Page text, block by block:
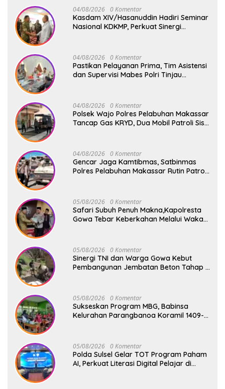
04/08/2026 0 Komentar
Kasdam XIV/Hasanuddin Hadiri Seminar
Nasional KDKMP, Perkuat Sinergi
04/08/2026 0 Komentar
Pastikan Pelayanan Prima, Tim Asistensi
dan Supervisi Mabes Polri Tinjau
04/08/2026 0 Komentar
Polsek Wajo Polres Pelabuhan Makassar
Tancap Gas KRYD, Dua Mobil Patroli Sisir
04/08/2026 0 Komentar
Gencar Jaga Kamtibmas, Satbinmas
Polres Pelabuhan Makassar Rutin Patroli
05/08/2026 0 Komentar
Safari Subuh Penuh Makna,Kapolresta
Gowa Tebar Keberkahan Melalui Wakaf
05/08/2026 0 Komentar
Sinergi TNI dan Warga Gowa Kebut
Pembangunan Jembatan Beton Tahap V
05/08/2026 0 Komentar
Sukseskan Program MBG, Babinsa
Kelurahan Parangbanoa Koramil 1409-
05/08/2026 0 Komentar
Polda Sulsel Gelar TOT Program Paham
AI, Perkuat Literasi Digital Pelajar di